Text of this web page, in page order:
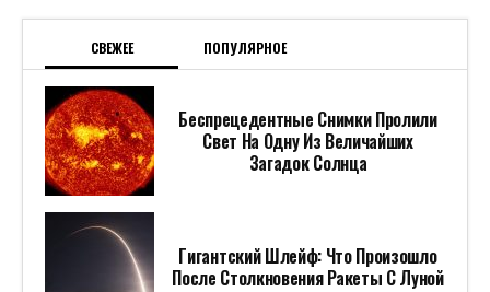
СВЕЖЕЕ ПОПУЛЯРНОЕ
Беспрецедентные Снимки Пролили
Свет На Одну Из Величайших
Загадок Солнца
Гигантский Шлейф: Что Произошло
После Столкновения Ракеты С Луной